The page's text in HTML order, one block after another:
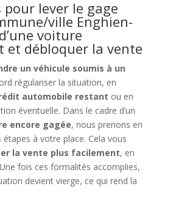
pour lever le gage
ville Enghien-
voiture
et débloquer la vente
un véhicule soumis à un
régulariser la situation, en
automobile restant ou en
éventuelle. Dans le cadre d’un
encore gagée, nous prenons en
à votre place. Cela vous
la vente plus facilement, en
fois ces formalités accomplies,
devient vierge, ce qui rend la